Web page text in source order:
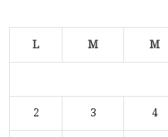
L M M
2 3 4